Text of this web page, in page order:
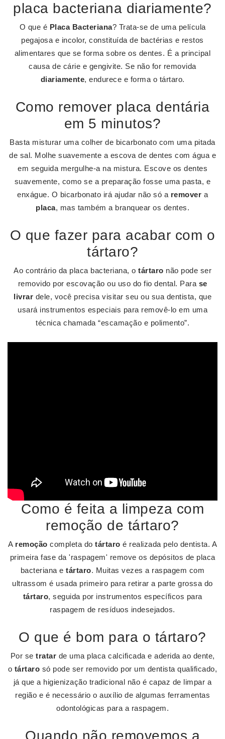
placa bacteriana diariamente?
O que é Placa Bacteriana? Trata-se de uma película
pegajosa e incolor, constituída de bactérias e restos
alimentares que se forma sobre os dentes. É a principal
causa de cárie e gengivite. Se não for removida
diariamente, endurece e forma o tártaro.
Como remover placa dentária
em 5 minutos?
Basta misturar uma colher de bicarbonato com uma pitada
de sal. Molhe suavemente a escova de dentes com água e
em seguida mergulhe-a na mistura. Escove os dentes
suavemente, como se a preparação fosse uma pasta, e
enxágue. O bicarbonato irá ajudar não só a remover a
placa, mas também a branquear os dentes.
O que fazer para acabar com o
tártaro?
Ao contrário da placa bacteriana, o tártaro não pode ser
removido por escovação ou uso do fio dental. Para se
livrar dele, você precisa visitar seu ou sua dentista, que
usará instrumentos especiais para removê-lo em uma
técnica chamada “escamação e polimento”.
Como é feita a limpeza com
remoção de tártaro?
A remoção completa do tártaro é realizada pelo dentista. A
primeira fase da 'raspagem' remove os depósitos de placa
bacteriana etártaro. Muitas vezes a raspagem com
ultrassom é usada primeiro para retirar a parte grossa do
tártaro, seguida por instrumentos específicos para
raspagem de resíduos indesejados.
O que é bom para o tártaro?
Por se tratar de uma placa calcificada e aderida ao dente,
o tártaro só pode ser removido por um dentista qualificado,
já que a higienização tradicional não é capaz de limpar a
região e é necessário o auxílio de algumas ferramentas
odontológicas para a raspagem.
Quando não removemos a